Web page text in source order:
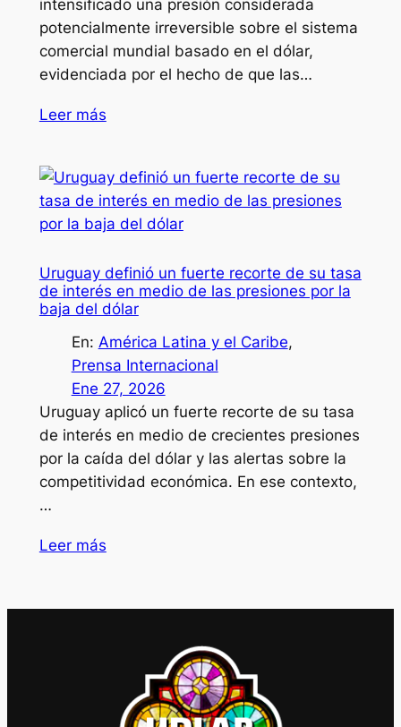
intensificado una presión considerada
potencialmente irreversible sobre el sistema
comercial mundial basado en el dólar,
evidenciada por el hecho de que las…
Leer más
Uruguay definió un fuerte recorte de su tasa
de interés en medio de las presiones por la
baja del dólar
En: América Latina y el Caribe
Prensa Internacional
Ene 27, 2026
Uruguay aplicó un fuerte recorte de su tasa
de interés en medio de crecientes presiones
por la caída del dólar y las alertas sobre la
competitividad económica. En ese contexto,
…
Leer más